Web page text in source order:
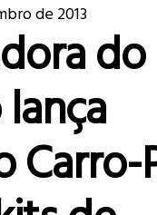
de 2013
do
Carro-